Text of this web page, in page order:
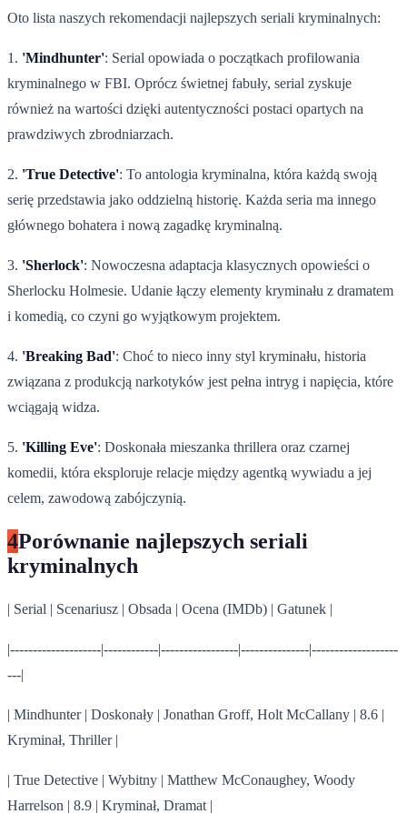
Oto lista naszych rekomendacji najlepszych seriali kryminalnych:
1. 'Mindhunter': Serial opowiada o początkach profilowania
kryminalnego w FBI. Oprócz świetnej fabuły, serial zyskuje
również na wartości dzięki autentyczności postaci opartych na
prawdziwych zbrodniarzach.
2. 'True Detective': To antologia kryminalna, która każdą swoją
serię przedstawia jako oddzielną historię. Każda seria ma innego
głównego bohatera i nową zagadkę kryminalną.
3. 'Sherlock': Nowoczesna adaptacja klasycznych opowieści o
Sherlocku Holmesie. Udanie łączy elementy kryminału z dramatem
i komedią, co czyni go wyjątkowym projektem.
4. 'Breaking Bad': Choć to nieco inny styl kryminału, historia
związana z produkcją narkotyków jest pełna intryg i napięcia, które
wciągają widza.
5. 'Killing Eve': Doskonała mieszanka thrillera oraz czarnej
komedii, która eksploruje relacje między agentką wywiadu a jej
celem, zawodową zabójczynią.
4Porównanie najlepszych seriali
kryminalnych
| Serial | Scenariusz | Obsada | Ocena (IMDb) | Gatunek |
|--------------------|------------|-----------------|---------------|-------------------
---|
| Mindhunter | Doskonały | Jonathan Groff, Holt McCallany | 8.6 |
Kryminał, Thriller |
| True Detective | Wybitny | Matthew McConaughey, Woody
Harrelson | 8.9 | Kryminał, Dramat |